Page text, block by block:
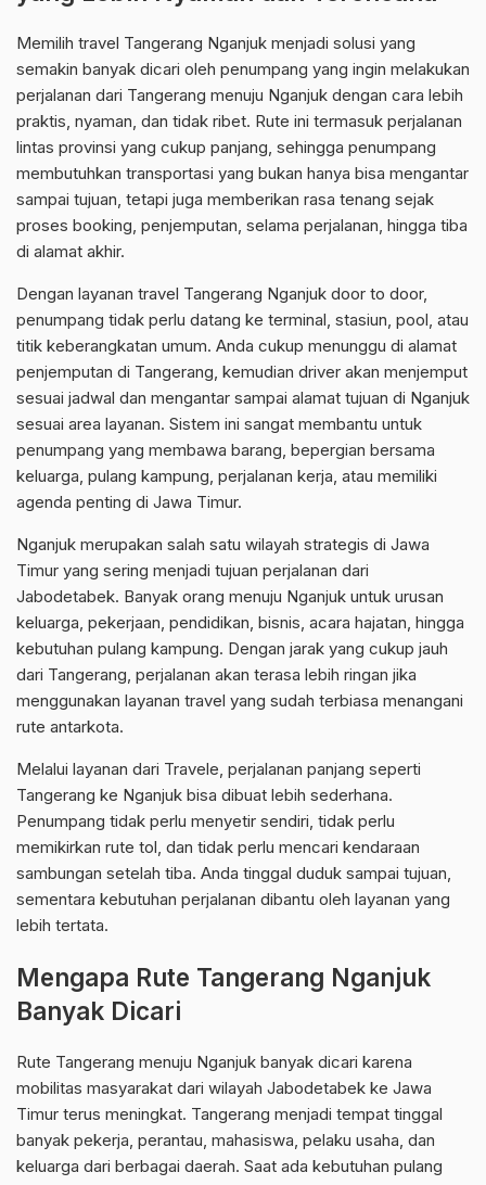
Memilih travel Tangerang Nganjuk menjadi solusi yang
semakin banyak dicari oleh penumpang yang ingin melakukan
perjalanan dari Tangerang menuju Nganjuk dengan cara lebih
praktis, nyaman, dan tidak ribet. Rute ini termasuk perjalanan
lintas provinsi yang cukup panjang, sehingga penumpang
membutuhkan transportasi yang bukan hanya bisa mengantar
sampai tujuan, tetapi juga memberikan rasa tenang sejak
proses booking, penjemputan, selama perjalanan, hingga tiba
di alamat akhir.
Dengan layanan travel Tangerang Nganjuk door to door,
penumpang tidak perlu datang ke terminal, stasiun, pool, atau
titik keberangkatan umum. Anda cukup menunggu di alamat
penjemputan di Tangerang, kemudian driver akan menjemput
sesuai jadwal dan mengantar sampai alamat tujuan di Nganjuk
sesuai area layanan. Sistem ini sangat membantu untuk
penumpang yang membawa barang, bepergian bersama
keluarga, pulang kampung, perjalanan kerja, atau memiliki
agenda penting di Jawa Timur.
Nganjuk merupakan salah satu wilayah strategis di Jawa
Timur yang sering menjadi tujuan perjalanan dari
Jabodetabek. Banyak orang menuju Nganjuk untuk urusan
keluarga, pekerjaan, pendidikan, bisnis, acara hajatan, hingga
kebutuhan pulang kampung. Dengan jarak yang cukup jauh
dari Tangerang, perjalanan akan terasa lebih ringan jika
menggunakan layanan travel yang sudah terbiasa menangani
rute antarkota.
Melalui layanan dari Travele, perjalanan panjang seperti
Tangerang ke Nganjuk bisa dibuat lebih sederhana.
Penumpang tidak perlu menyetir sendiri, tidak perlu
memikirkan rute tol, dan tidak perlu mencari kendaraan
sambungan setelah tiba. Anda tinggal duduk sampai tujuan,
sementara kebutuhan perjalanan dibantu oleh layanan yang
lebih tertata.
Mengapa Rute Tangerang Nganjuk
Banyak Dicari
Rute Tangerang menuju Nganjuk banyak dicari karena
mobilitas masyarakat dari wilayah Jabodetabek ke Jawa
Timur terus meningkat. Tangerang menjadi tempat tinggal
banyak pekerja, perantau, mahasiswa, pelaku usaha, dan
keluarga dari berbagai daerah. Saat ada kebutuhan pulang